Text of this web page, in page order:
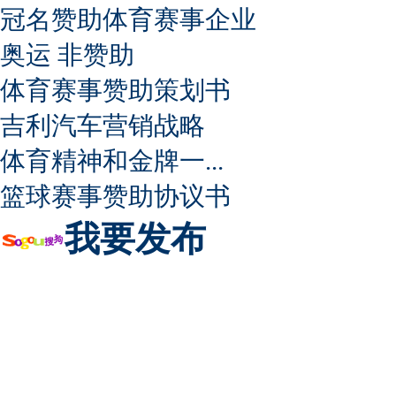
冠名赞助体育赛事企业
奥运 非赞助
体育赛事赞助策划书
吉利汽车营销战略
体育精神和金牌一...
篮球赛事赞助协议书
我要发布